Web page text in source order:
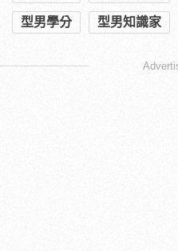
型男學分 型男知識家